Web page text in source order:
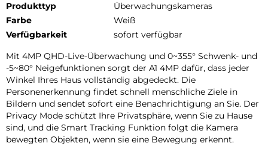
Produkttyp
Überwachungskameras
Farbe
Weiß
Verfügbarkeit
sofort verfügbar
Mit 4MP QHD-Live-Überwachung und 0~355° Schwenk- und
-5~80° Neigefunktionen sorgt der A1 4MP dafür, dass jeder
Winkel Ihres Haus vollständig abgedeckt. Die
Personenerkennung findet schnell menschliche Ziele in
Bildern und sendet sofort eine Benachrichtigung an Sie. Der
Privacy Mode schützt Ihre Privatsphäre, wenn Sie zu Hause
sind, und die Smart Tracking Funktion folgt die Kamera
bewegten Objekten, wenn sie eine Bewegung erkennt.